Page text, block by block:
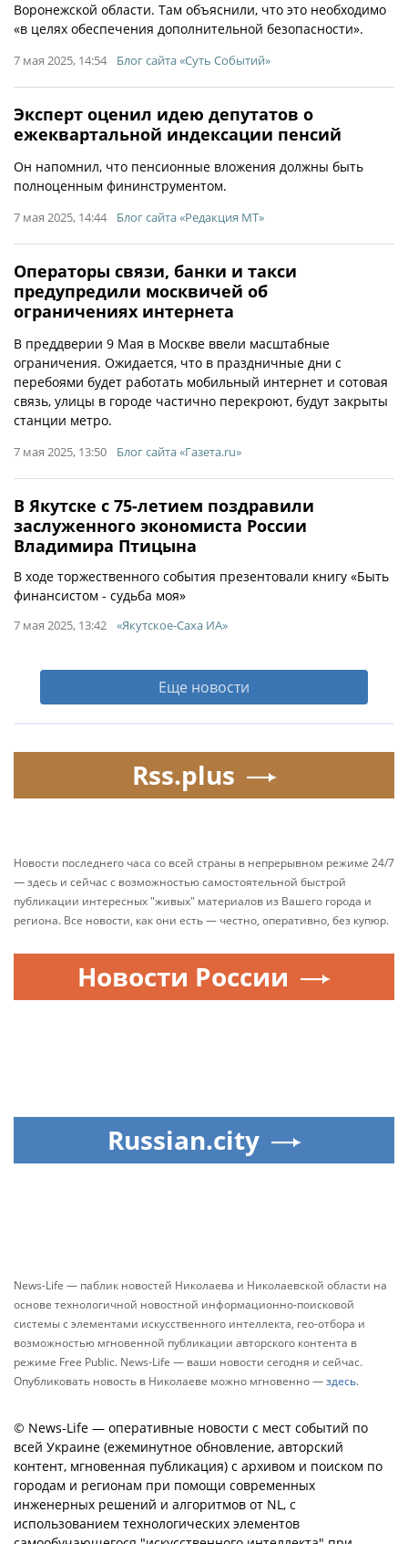
Воронежской области. Там объяснили, что это необходимо
«в целях обеспечения дополнительной безопасности».
7 мая 2025, 14:54 Блог сайта «Суть Событий»
Эксперт оценил идею депутатов о
ежеквартальной индексации пенсий
Он напомнил, что пенсионные вложения должны быть
полноценным фининструментом.
7 мая 2025, 14:44 Блог сайта «Редакция МТ»
Операторы связи, банки и такси
предупредили москвичей об
ограничениях интернета
В преддверии 9 Мая в Москве ввели масштабные
ограничения. Ожидается, что в праздничные дни с
перебоями будет работать мобильный интернет и сотовая
связь, улицы в городе частично перекроют, будут закрыты
станции метро.
7 мая 2025, 13:50 Блог сайта «Газета.ru»
В Якутске с 75-летием поздравили
заслуженного экономиста России
Владимира Птицына
В ходе торжественного события презентовали книгу «Быть
финансистом - судьба моя»
7 мая 2025, 13:42 «Якутское-Саха ИА»
Еще новости
Rss.plus
Новости последнего часа со всей страны в непрерывном режиме 24/7
— здесь и сейчас с возможностью самостоятельной быстрой
публикации интересных "живых" материалов из Вашего города и
региона. Все новости, как они есть — честно, оперативно, без купюр.
Новости России
Russian.city
News-Life — паблик новостей Николаева и Николаевской области на
основе технологичной новостной информационно-поисковой
системы с элементами искусственного интеллекта, гео-отбора и
возможностью мгновенной публикации авторского контента в
режиме Free Public. News-Life — ваши новости сегодня и сейчас.
Опубликовать новость в Николаеве можно мгновенно —здесь.
© News-Life — оперативные новости с мест событий по
всей Украине (ежеминутное обновление, авторский
контент, мгновенная публикация) с архивом и поиском по
городам и регионам при помощи современных
инженерных решений и алгоритмов от NL, с
использованием технологических элементов